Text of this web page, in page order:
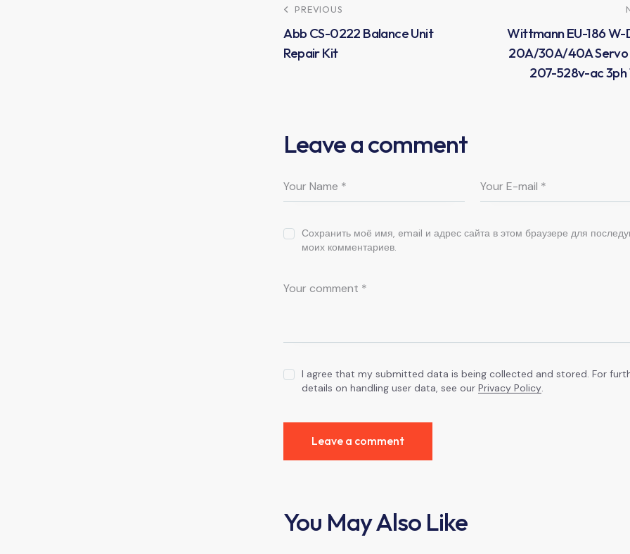
PREVIOUS
Abb CS-0222 Balance Unit
Repair Kit
Wittmann EU-186 W-
20A/30A/40A Servo
207-528v-ac 3ph
Leave a comment
Сохранить моё имя, email и адрес сайта в этом браузере для
моих комментариев.
I agree that my submitted data is being collected and stored. For
details on handling user data, see our Privacy Policy.
You May Also Like